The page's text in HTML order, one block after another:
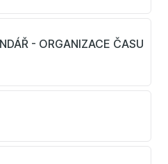
- ORGANIZACE ČASU